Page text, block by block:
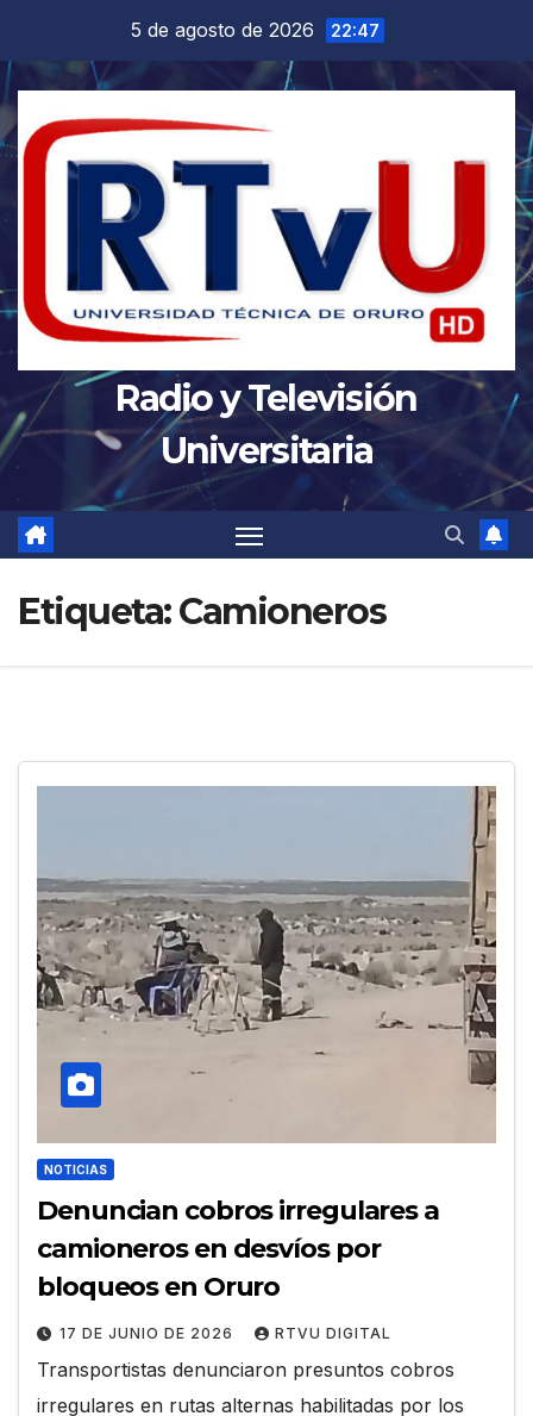
contenido
5 de agosto de 2026 22:47
Radio y Televisión
Universitaria
Etiqueta:Camioneros
NOTICIAS
Denuncian cobros irregulares a
camioneros en desvíos por
bloqueos en Oruro
17 DE JUNIO DE 2026 RTVU DIGITAL
Transportistas denunciaron presuntos cobros
irregulares en rutas alternas habilitadas por los